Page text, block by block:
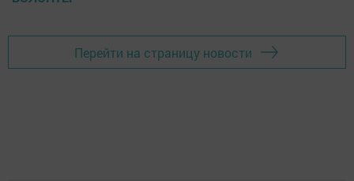
Перейти на страницу новости